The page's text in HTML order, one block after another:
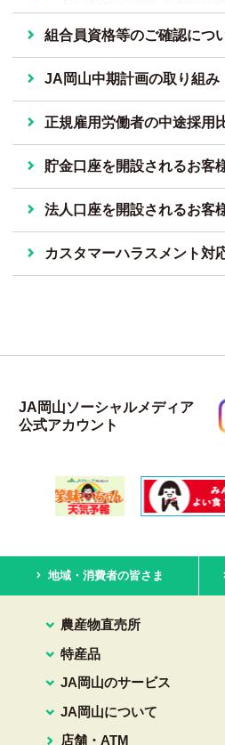
組合員資格等のご確認につ
JA岡山中期計画の取り組み
正規雇用労働者の中途採用
貯金口座を開設されるお客
法人口座を開設されるお客
カスタマーハラスメント対
JA岡山ソーシャルメディア
公式アカウント
地域・消費者の皆さま
農産物直売所
特産品
JA岡山のサービス
JA岡山について
店舗・ATM